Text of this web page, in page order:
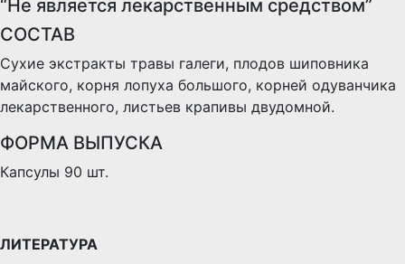
“Не является лекарственным средством”
СОСТАВ
Сухие экстракты травы галеги, плодов шиповника
майского, корня лопуха большого, корней одуванчика
лекарственного, листьев крапивы двудомной.
ФОРМА ВЫПУСКА
Капсулы 90 шт.
ЛИТЕРАТУРА